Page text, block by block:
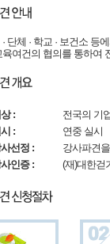
단체 · 학교 · 보건소
여건의 협의를 통하여
:
전국의 기
:
연중 실시
선정 :
강사파견
인증 :
(재)대한걷